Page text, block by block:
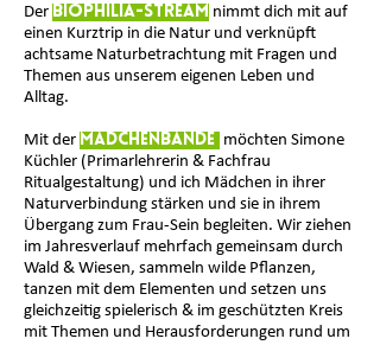
Der Biophilia-Stream nimmt dich mit auf
einen Kurztrip in die Natur und verknüpft
achtsame Naturbetrachtung mit Fragen und
Themen aus unserem eigenen Leben und
Alltag.
Mit der Mädchenbande möchten Simone
Küchler (Primarlehrerin & Fachfrau
Ritualgestaltung) und ich Mädchen in ihrer
Naturverbindung stärken und sie in ihrem
Übergang zum Frau-Sein begleiten. Wir ziehen
im Jahresverlauf mehrfach gemeinsam durch
Wald & Wiesen, sammeln wilde Pflanzen,
tanzen mit dem Elementen und setzen uns
gleichzeitig spielerisch & im geschützten Kreis
mit Themen und Herausforderungen rund um